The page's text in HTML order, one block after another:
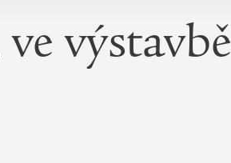
výstavbě